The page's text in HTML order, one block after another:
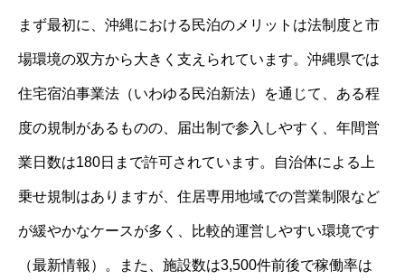
まず最初に、沖縄における民泊のメリットは法制度と市
場環境の双方から大きく支えられています。沖縄県では
住宅宿泊事業法（いわゆる民泊新法）を通じて、ある程
度の規制があるものの、届出制で参入しやすく、年間営
業日数は180日まで許可されています。自治体による上
乗せ規制はありますが、住居専用地域での営業制限など
が緩やかなケースが多く、比較的運営しやすい環境です
（最新情報）。また、施設数は3,500件前後で稼働率は